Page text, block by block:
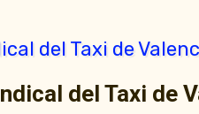
del Taxi de